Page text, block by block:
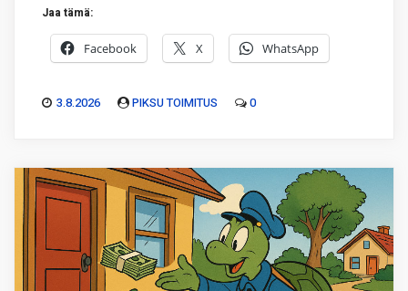
Jaa tämä:
Facebook X WhatsApp
3.8.2026 PIKSU TOIMITUS 0